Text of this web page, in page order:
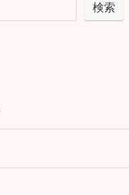
検索